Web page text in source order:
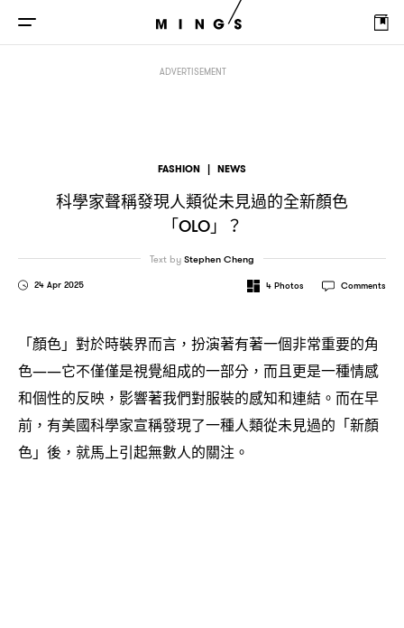
ADVERTISEMENT
FASHION | NEWS
科學家聲稱發現人類從未見過的全新顏色
「OLO」 ？
24 Apr 2025
Text byStephen Cheng
4 Photos Comments
「顏色」對於時裝界而言 ， 扮演著有著一個非常重要的角
色——它不僅僅是視覺組成的一部分 ， 而且更是一種情感
和個性的反映 ， 影響著我們對服裝的感知和連結。而在早
前 ， 有美國科學家宣稱發現了一種人類從未見過的「新顏
色」後 ， 就馬上引起無數人的關注。
科學家聲稱發現人類從未見過的全新顏色「